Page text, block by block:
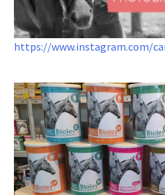
https://www.instagram.com/